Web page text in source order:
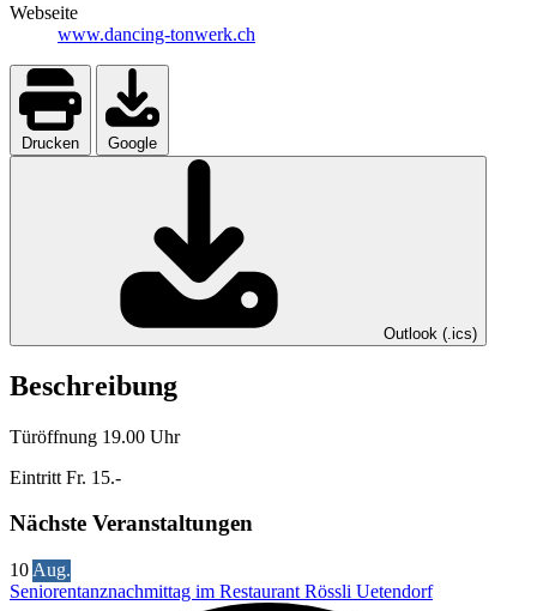
Webseite
www.dancing-tonwerk.ch
Drucken Google
Outlook (.ics)
Beschreibung
Türöffnung 19.00 Uhr
Eintritt Fr. 15.-
Nächste Veranstaltungen
10 Aug.
Seniorentanznachmittag im Restaurant Rössli Uetendorf